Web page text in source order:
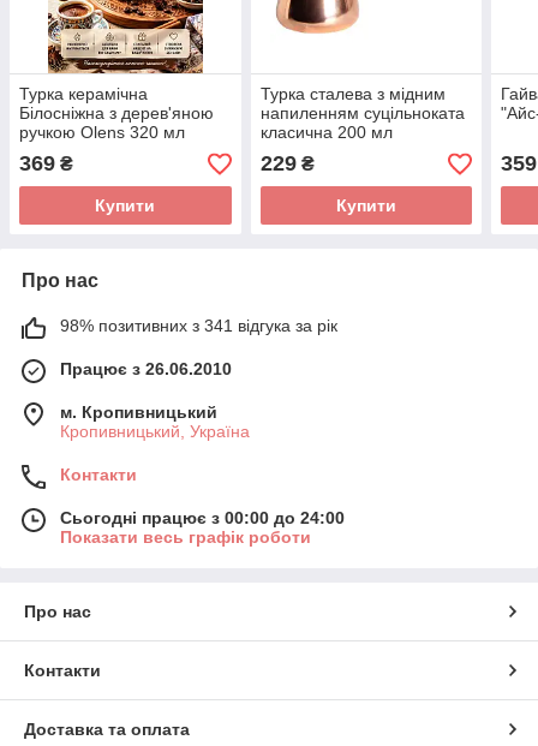
Турка керамічна
Білосніжна з дерев'яною
ручкою Olens 320 мл
369 ₴
Купити
Турка сталева з мідним
напиленням суцільноката
класична 200 мл
229₴
Купити
359
Про нас
98% позитивних з 341 відгука за рік
Працює з 26.06.2010
м. Кропивницький
Кропивницький, Україна
Контакти
Сьогодні працює з 00:00 до 24:00
Показати весь графік роботи
Про нас
Контакти
Доставка та оплата